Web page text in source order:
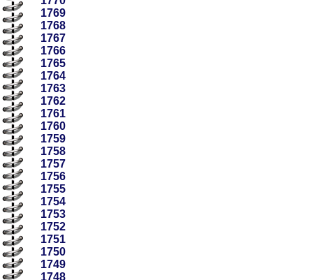
1769
1768
1767
1766
1765
1764
1763
1762
1761
1760
1759
1758
1757
1756
1755
1754
1753
1752
1751
1750
1749
1748